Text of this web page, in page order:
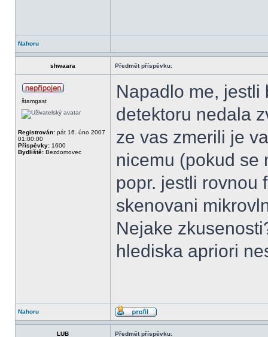
Nahoru
shwaara Předmět příspěvku:
štamgast
Registrován: pát 16. úno 2007
01:00:00
Příspěvky: 1600
Bydliště: Bezdomovec
Napadlo me, jestli
detektoru nedala
ze vas zmerili je
nicemu (pokud se
popr. jestli rovnou
skenovani
Nejake
hlediska apriori
Nahoru
LUB Předmět příspěvku: